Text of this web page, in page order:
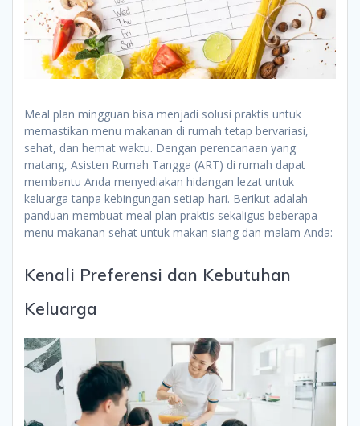
Meal plan mingguan bisa menjadi solusi praktis untuk
memastikan menu makanan di rumah tetap bervariasi,
sehat, dan hemat waktu. Dengan perencanaan yang
matang, Asisten Rumah Tangga (ART) di rumah dapat
membantu Anda menyediakan hidangan lezat untuk
keluarga tanpa kebingungan setiap hari. Berikut adalah
panduan membuat meal plan praktis sekaligus beberapa
menu makanan sehat untuk makan siang dan malam Anda:
Kenali Preferensi dan Kebutuhan
Keluarga